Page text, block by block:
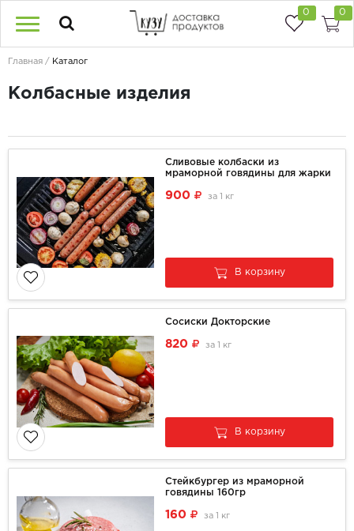
0 0
Главная Каталог
Колбасные изделия
Сливовые колбаски из
мраморной говядины для жарки
900 за 1 кг
В корзину
Сосиски Докторские
820 за 1 кг
В корзину
Стейкбургер из мраморной
говядины 160гр
160 за 1 кг